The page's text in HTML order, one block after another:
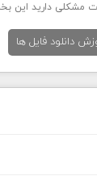
مشکلی دارید این
دانلود فایل ها